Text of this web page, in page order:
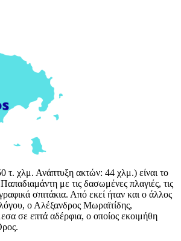
τ. χλμ. Ανάπτυξη ακτών: 44 χλμ.) είναι το
με τις δασωμένες πλαγιές, τις
σπιτάκια. Από εκεί ήταν και ο άλλος
λόγου, ο Αλέξανδρος Μωραϊτίδης,
σε επτά αδέρφια, ο οποίος εκοιμήθη